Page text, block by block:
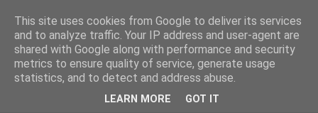
Briançon, Mont-Dauphin,
Vauban Unesco Hautes-
This site uses cookies from Google to deliver its services
and to analyze traffic. Your IP address and user-agent are
shared with Google along with performance and security
metrics to ensure quality of service, generate usage
statistics, and to detect and address abuse.
LEARN MORE GOT IT